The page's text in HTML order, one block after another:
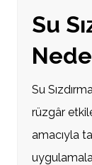
Su
Su
rüzgâr
amacıyla